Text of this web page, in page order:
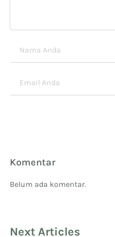
Komentar
Belum ada komentar.
Next Articles